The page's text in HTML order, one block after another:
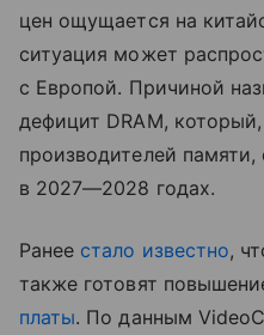
цен ощущается на
ситуация может
с Европой. Причиной
дефицит DRAM,
производителей
в 2027—2028 годах.
Ранее стало известно,
также готовят
платы. По данным